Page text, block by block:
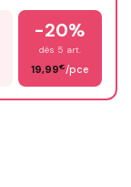
-20%
dès 5 art.
19,99€/pce